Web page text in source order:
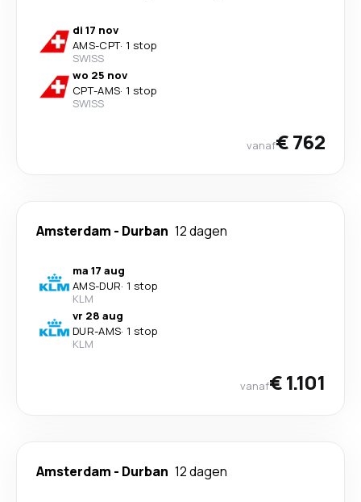
di 17 nov
AMS-CPT· 1 stop
SWISS
wo 25 nov
CPT-AMS· 1 stop
SWISS
vanaf€ 762
Amsterdam - Durban 12 dagen
ma 17 aug
AMS-DUR· 1 stop
KLM
vr 28 aug
DUR-AMS· 1 stop
KLM
vanaf€ 1.101
Amsterdam - Durban 12 dagen